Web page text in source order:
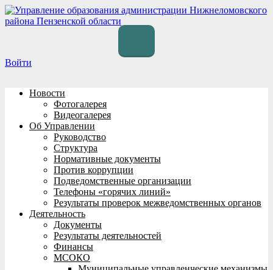
Перейти
к
Войти
Новости
Фотогалерея
Видеогалерея
Об Управлении
Руководство
Структура
Нормативные документы
Против коррупции
Подведомственные организации
Телефоны «горячих линий»
Результаты проверок межведомственных органов
Деятельность
Документы
Результаты деятельностей
Финансы
МСОКО